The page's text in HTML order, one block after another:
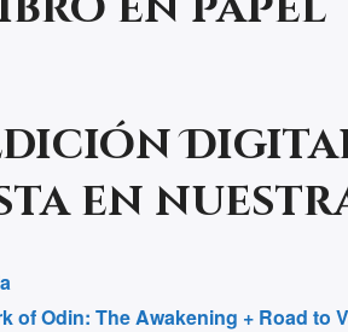
en
of Odin: The Awakening + Road to